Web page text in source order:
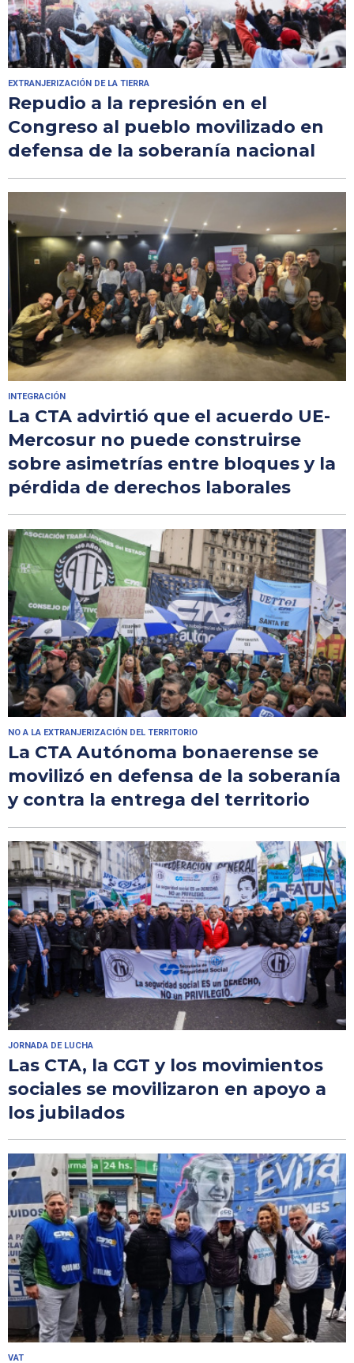
EXTRANJERIZACIÓN DE LA TIERRA
Repudio a la represión en el
Congreso al pueblo movilizado en
defensa de la soberanía nacional
INTEGRACIÓN
La CTA advirtió que el acuerdo UE-
Mercosur no puede construirse
sobre asimetrías entre bloques y la
pérdida de derechos laborales
NO A LA EXTRANJERIZACIÓN DEL TERRITORIO
La CTA Autónoma bonaerense se
movilizó en defensa de la soberanía
y contra la entrega del territorio
JORNADA DE LUCHA
Las CTA, la CGT y los movimientos
sociales se movilizaron en apoyo a
los jubilados
VAT